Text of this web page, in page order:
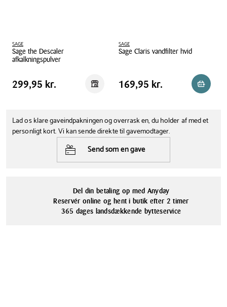
SAGE
Sage the Descaler
afkalkningspulver
Sage the Descaler afkalkningspulver
Pris tabel
Pris 299,95 kr.
299,95 kr. Reservér i butik
SAGE
Sage Claris vandfilter hvid
Sage Claris vandfilter hvid
Pris tabel
Pris 169,95 kr.
169,95 kr.
Lad os klare gaveindpakningen og overrask en, du holder af med et
personligt kort. Vi kan sende direkte til gavemodtager.
Send som en gave
Del din betaling op med Anyday
Reservér online og hent i butik efter 2 timer
365 dages landsdækkende bytteservice